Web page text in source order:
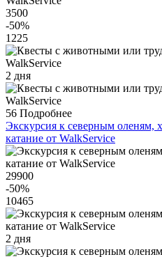
3500
-50%
1225
2 дня
56 Подробнее
Экскурсия к северным
катание от WalkService
29900
-50%
10465
2 дня